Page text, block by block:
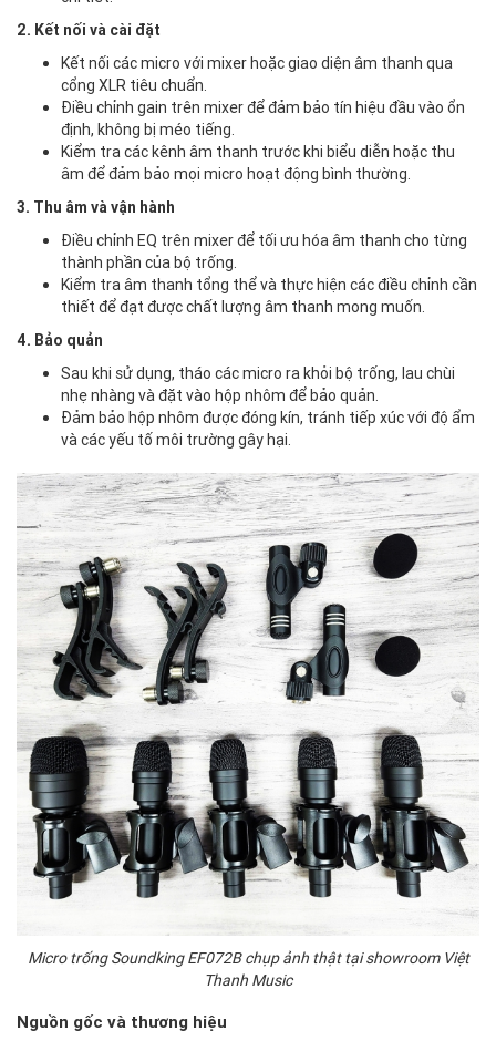
2. Kết nối và cài đặt
Kết nối các micro với mixer hoặc giao diện âm thanh qua
cổng XLR tiêu chuẩn.
Điều chỉnh gain trên mixer để đảm bảo tín hiệu đầu vào ổn
định, không bị méo tiếng.
Kiểm tra các kênh âm thanh trước khi biểu diễn hoặc thu
âm để đảm bảo mọi micro hoạt động bình thường.
3. Thu âm và vận hành
Điều chỉnh EQ trên mixer để tối ưu hóa âm thanh cho từng
thành phần của bộ trống.
Kiểm tra âm thanh tổng thể và thực hiện các điều chỉnh cần
thiết để đạt được chất lượng âm thanh mong muốn.
4. Bảo quản
Sau khi sử dụng, tháo các micro ra khỏi bộ trống, lau chùi
nhẹ nhàng và đặt vào hộp nhôm để bảo quản.
Đảm bảo hộp nhôm được đóng kín, tránh tiếp xúc với độ ẩm
và các yếu tố môi trường gây hại.
Micro trống Soundking EF072B chụp ảnh thật tại showroom Việt
Thanh Music
Nguồn gốc và thương hiệu